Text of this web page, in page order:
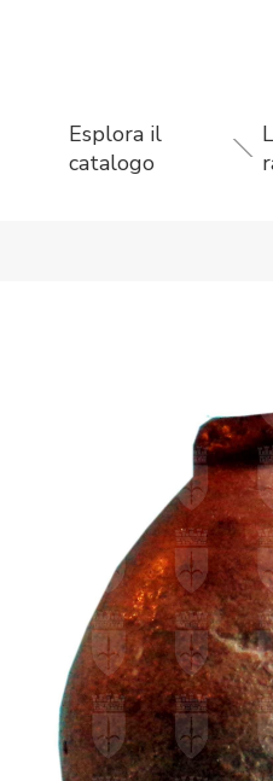
Esplora il
catalogo